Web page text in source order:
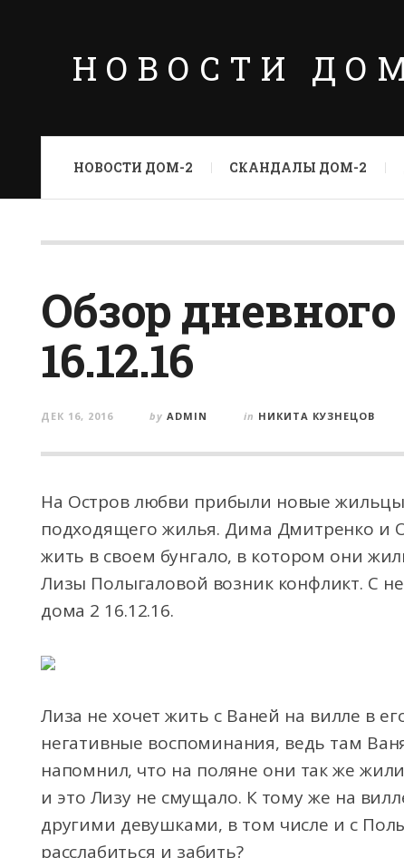
НОВОСТИ
НОВОСТИ ДОМ-2 СКАНДАЛЫ ДОМ-2
Обзор
16.12.16
ДЕК 16, 2016 by ADMIN in НИКИТА КУЗНЕЦОВ
На Остров любви прибыли новые жильцы
подходящего жилья. Дима Дмитренко и
жить в своем бунгало, в котором они
Лизы Полыгаловой возник конфликт. С
дома 2 16.12.16.
Лиза не хочет жить с Ваней на вилле в
негативные воспоминания, ведь там
напомнил, что на поляне они так же
и это Лизу не смущало. К тому же на
другими девушками, в том числе и с
расслабиться и забить?